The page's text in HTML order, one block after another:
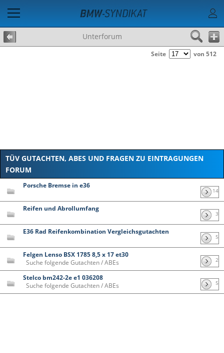
Unterforum
Seite von 512
TÜV GUTACHTEN, ABES UND FRAGEN ZU EINTRAGUNGEN
FORUM
Porsche Bremse in e36
14
Reifen und Abrollumfang
3
E36 Rad Reifenkombination Vergleichsgutachten
5
Felgen Lenso BSX 1785 8,5 x 17 et30
Suche folgende Gutachten / ABEs
2
Stelco bm242-2e e1 036208
Suche folgende Gutachten / ABEs
5